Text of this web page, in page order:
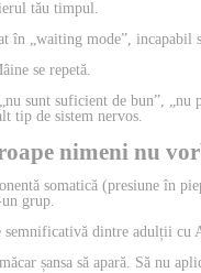
tău timpul.
„waiting mode”,
se repetă.
sunt suficient de bun”,
tip de sistem nervos.
nimeni nu
somatică (presiune în
grup.
dintre adulții
șansa să apară. Să